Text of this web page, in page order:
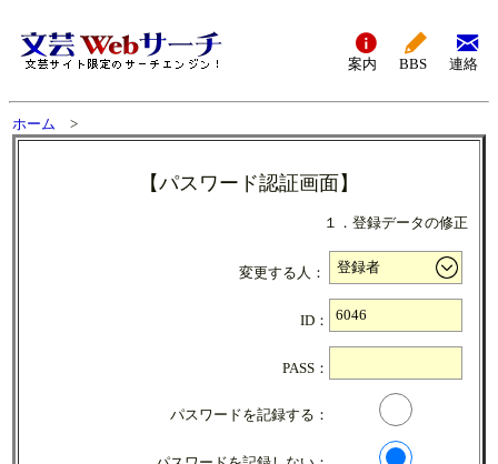
案内 BBS 連絡
ホーム >
【パスワード認証画面】
１．登録データの修正
変更する人：
ID：
PASS：
パスワードを記録する：